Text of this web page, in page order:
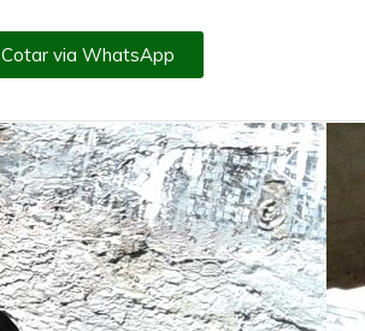
Cotar via WhatsApp